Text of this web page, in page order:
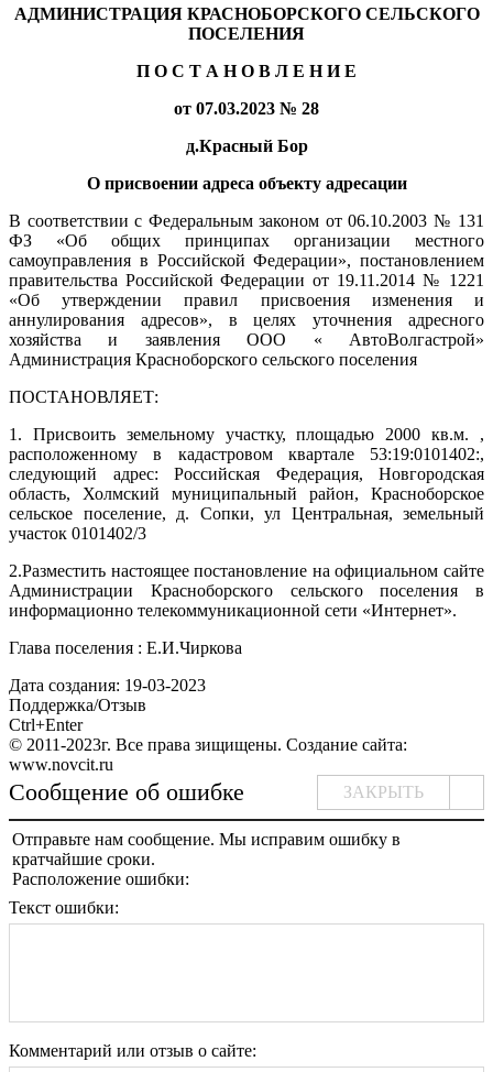
АДМИНИСТРАЦИЯ КРАСНОБОРСКОГО СЕЛЬСКОГО
ПОСЕЛЕНИЯ
П О С Т А Н О В Л Е Н И Е
от 07.03.2023 № 28
д.Красный Бор
О присвоении адреса объекту адресации
В соответствии с Федеральным законом от 06.10.2003 № 131
ФЗ «Об общих принципах организации местного
самоуправления в Российской Федерации», постановлением
правительства Российской Федерации от 19.11.2014 № 1221
«Об утверждении правил присвоения изменения и
аннулирования адресов», в целях уточнения адресного
хозяйства и заявления ООО « АвтоВолгастрой»
Администрация Красноборского сельского поселения
ПОСТАНОВЛЯЕТ:
1. Присвоить земельному участку, площадью 2000 кв.м. ,
расположенному в кадастровом квартале 53:19:0101402:,
следующий адрес: Российская Федерация, Новгородская
область, Холмский муниципальный район, Красноборское
сельское поселение, д. Сопки, ул Центральная, земельный
участок 0101402/3
2.Разместить настоящее постановление на официальном сайте
Администрации Красноборского сельского поселения в
информационно телекоммуникационной сети «Интернет».
Глава поселения : Е.И.Чиркова
Дата создания: 19-03-2023
Поддержка/Отзыв
Ctrl+Enter
© 2011-2023г. Все права зищищены. Создание сайта:
www.novcit.ru
Сообщение об ошибке ЗАКРЫТЬ
Отправьте нам сообщение. Мы исправим ошибку в
кратчайшие сроки.
Расположение ошибки:
Текст ошибки:
Комментарий или отзыв о сайте: